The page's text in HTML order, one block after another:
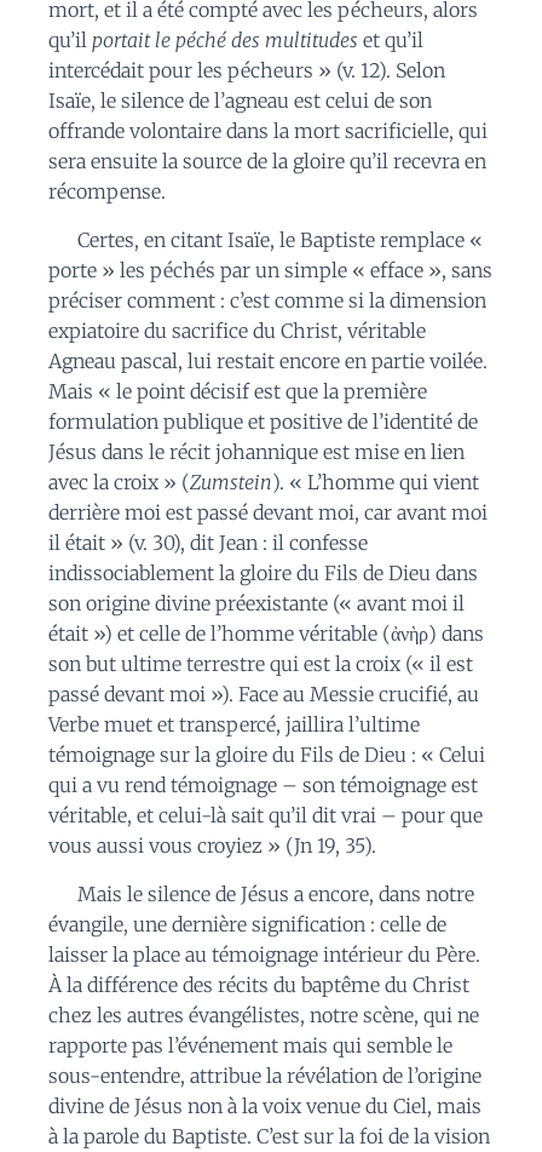
mort, et il a été compté avec les pécheurs, alors
qu’il portait le péché des multitudes et qu’il
intercédait pour les pécheurs » (v. 12). Selon
Isaïe, le silence de l’agneau est celui de son
offrande volontaire dans la mort sacrificielle, qui
sera ensuite la source de la gloire qu’il recevra en
récompense.
Certes, en citant Isaïe, le Baptiste remplace «
porte » les péchés par un simple « efface », sans
préciser comment : c’est comme si la dimension
expiatoire du sacrifice du Christ, véritable
Agneau pascal, lui restait encore en partie voilée.
Mais « le point décisif est que la première
formulation publique et positive de l’identité de
Jésus dans le récit johannique est mise en lien
avec la croix » (Zumstein). « L’homme qui vient
derrière moi est passé devant moi, car avant moi
il était » (v. 30), dit Jean : il confesse
indissociablement la gloire du Fils de Dieu dans
son origine divine préexistante (« avant moi il
était ») et celle de l’homme véritable (ἀνὴρ) dans
son but ultime terrestre qui est la croix (« il est
passé devant moi »). Face au Messie crucifié, au
Verbe muet et transpercé, jaillira l’ultime
témoignage sur la gloire du Fils de Dieu : « Celui
qui a vu rend témoignage – son témoignage est
véritable, et celui-là sait qu’il dit vrai – pour que
vous aussi vous croyiez » (Jn 19, 35).
Mais le silence de Jésus a encore, dans notre
évangile, une dernière signification : celle de
laisser la place au témoignage intérieur du Père.
À la différence des récits du baptême du Christ
chez les autres évangélistes, notre scène, qui ne
rapporte pas l’événement mais qui semble le
sous-entendre, attribue la révélation de l’origine
divine de Jésus non à la voix venue du Ciel, mais
à la parole du Baptiste. C’est sur la foi de la vision